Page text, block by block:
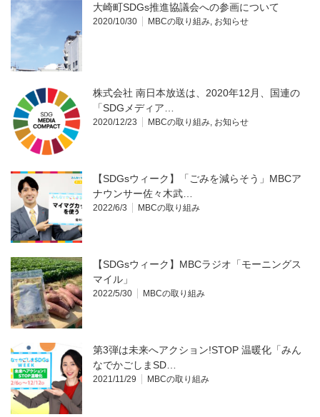
大崎町SDGs推進協議会への参画について
2020/10/30 MBCの取り組み お知らせ
株式会社 南日本放送は、2020年12月、国連の
「SDGメディア…
2020/12/23 MBCの取り組み お知らせ
【SDGsウィーク】「ごみを減らそう」MBCア
ナウンサー佐々木武…
2022/6/3 MBCの取り組み
【SDGsウィーク】MBCラジオ「モーニングス
マイル」
2022/5/30 MBCの取り組み
第3弾は未来へアクション!STOP 温暖化「みん
なでかごしまSD…
2021/11/29 MBCの取り組み